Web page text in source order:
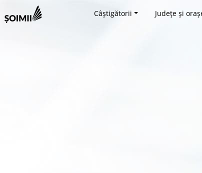
Câștigătorii Județe și